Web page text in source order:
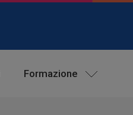
Formazione